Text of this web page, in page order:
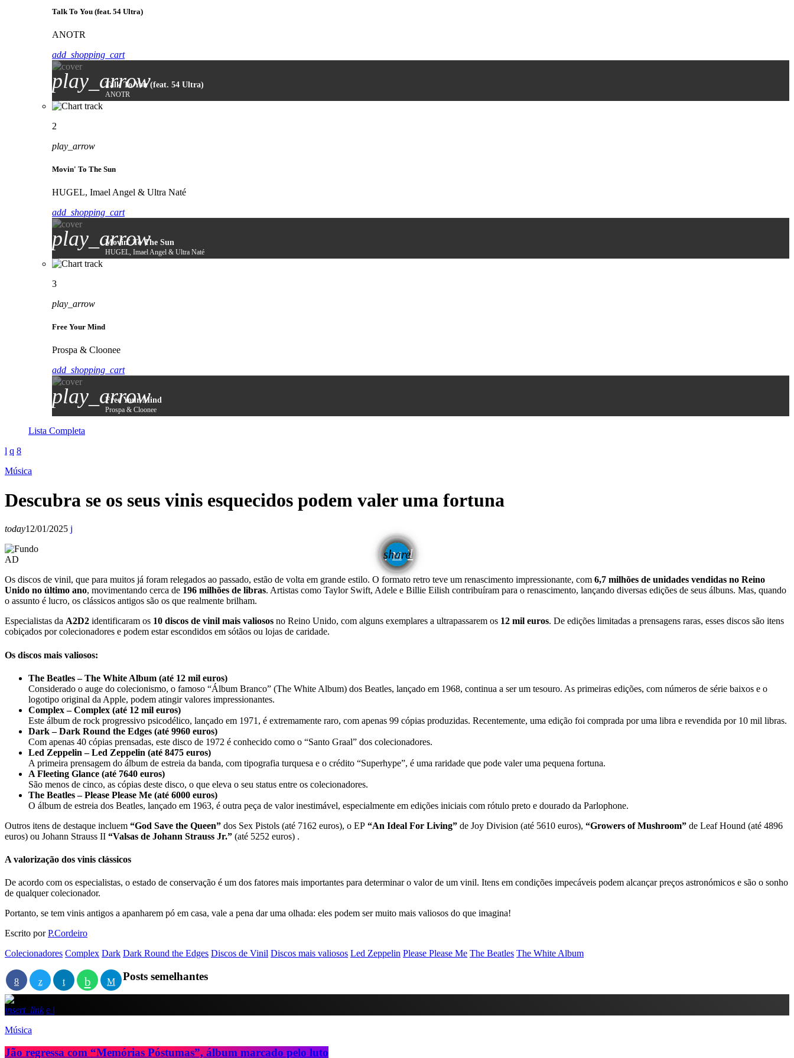
Talk To You (feat. 54 Ultra)
ANOTR
add_shopping_cart
play_arrowTalk To You (feat. 54 Ultra)
ANOTR
2
play_arrow
Movin' To The Sun
HUGEL, Imael Angel & Ultra Naté
add_shopping_cart
play_arrow
Movin' To The Sun
HUGEL, Imael Angel & Ultra Naté
3
play_arrow
Free Your Mind
Prospa & Cloonee
add_shopping_cart
play_arrow
Free Your Mind
Prospa & Cloonee
Lista Completa
Música
Descubra se os seus vinis esquecidos podem valer uma fortuna
today12/01/2025
share
email
AD
Os discos de vinil, que para muitos já foram relegados ao passado, estão de volta em grande estilo. O formato retro teve um renascimento impressionante, com 6,7 milhões de unidades vendidas no Reino
Unido no último ano, movimentando cerca de 196 milhões de libras. Artistas como Taylor Swift, Adele e Billie Eilish contribuíram para o renascimento, lançando diversas edições de seus álbuns. Mas, quando
o assunto é lucro, os clássicos antigos são os que realmente brilham.
Especialistas da A2D2 identificaram os 10 discos de vinil mais valiosos no Reino Unido, com alguns exemplares a ultrapassarem os 12 mil euros. De edições limitadas a prensagens raras, esses discos são itens
cobiçados por colecionadores e podem estar escondidos em sótãos ou lojas de caridade.
Os discos mais valiosos:
The Beatles – The White Album (até 12 mil euros)
Considerado o auge do colecionismo, o famoso “Álbum Branco” (The White Album) dos Beatles, lançado em 1968, continua a ser um tesouro. As primeiras edições, com números de série baixos e o
logotipo original da Apple, podem atingir valores impressionantes.
Complex – Complex (até 12 mil euros)
Este álbum de rock progressivo psicodélico, lançado em 1971, é extremamente raro, com apenas 99 cópias produzidas. Recentemente, uma edição foi comprada por uma libra e revendida por 10 mil libras.
Dark – Dark Round the Edges (até 9960 euros)
Com apenas 40 cópias prensadas, este disco de 1972 é conhecido como o “Santo Graal” dos colecionadores.
Led Zeppelin – Led Zeppelin (até 8475 euros)
A primeira prensagem do álbum de estreia da banda, com tipografia turquesa e o crédito “Superhype”, é uma raridade que pode valer uma pequena fortuna.
A Fleeting Glance (até 7640 euros)
São menos de cinco, as cópias deste disco, o que eleva o seu status entre os colecionadores.
The Beatles – Please Please Me (até 6000 euros)
O álbum de estreia dos Beatles, lançado em 1963, é outra peça de valor inestimável, especialmente em edições iniciais com rótulo preto e dourado da Parlophone.
Outros itens de destaque incluem “God Save the Queen” dos Sex Pistols (até 7162 euros), o EP “An Ideal For Living” de Joy Division (até 5610 euros), “Growers of Mushroom” de Leaf Hound (até 4896
euros) ou Johann Strauss II “Valsas de Johann Strauss Jr.” (até 5252 euros) .
A valorização dos vinis clássicos
De acordo com os especialistas, o estado de conservação é um dos fatores mais importantes para determinar o valor de um vinil. Itens em condições impecáveis podem alcançar preços astronómicos e são o sonho
de qualquer colecionador.
Portanto, se tem vinis antigos a apanharem pó em casa, vale a pena dar uma olhada: eles podem ser muito mais valiosos do que imagina!
Escrito porP.Cordeiro
Colecionadores Complex Dark Dark Round the Edges Discos de Vinil Discos mais valiosos Led Zeppelin Please Please Me The Beatles The White Album
Posts semelhantes
insert_link
Música
Jão regressa com “Memórias Póstumas”, álbum marcado pelo luto